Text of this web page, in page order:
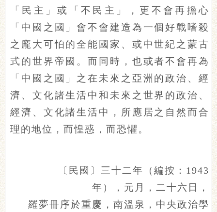
「民主」或「不民主」，更不會再擔心
「中國之國」會不會建造為一個好戰嗜殺
之龐大可怕的全能國家、或中世紀之蒙古
式的世界帝國。而同時，也或者不會再為
「中國之國」之在未來之亞洲的政治、經
濟、文化諸生活中和未來之世界的政治、
經濟、文化諸生活中，所應居之自然而合
理的地位，而惶惑，而恐懼。
〔民國〕三十二年（ 編按：1943
年 ），元月，二十六日，
羅夢冊序於重慶，南溫泉，中央政治學